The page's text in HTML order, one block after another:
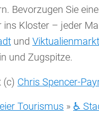
Bevorzugen Sie
Kloster – jeder
und Viktualienmarkt
und Zugspitze.
(c) Chris Spencer-
Tourismus » ♿